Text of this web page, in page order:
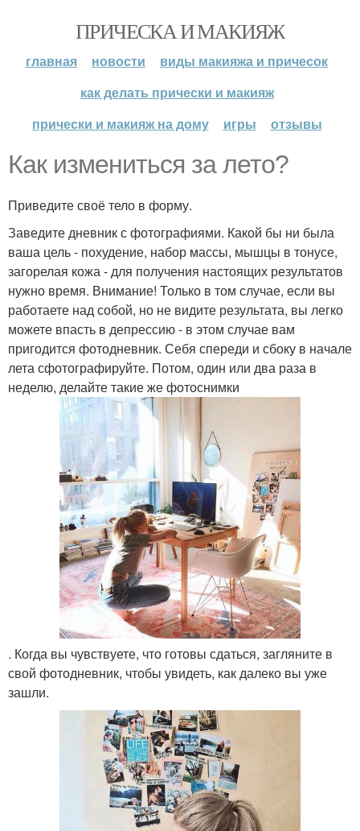
ПРИЧЕСКА И МАКИЯЖ
главная новости
виды макияжа и причесок
как делать прически и макияж
прически и макияж на дому
игры отзывы
Как измениться за лето?
Приведите своё тело в форму.
Заведите дневник с фотографиями. Какой бы ни была
ваша цель - похудение, набор массы, мышцы в тонусе,
загорелая кожа - для получения настоящих результатов
нужно время. Внимание! Только в том случае, если вы
работаете над собой, но не видите результата, вы легко
можете впасть в депрессию - в этом случае вам
пригодится фотодневник. Себя спереди и сбоку в начале
лета сфотографируйте. Потом, один или два раза в
неделю, делайте такие же фотоснимки
. Когда вы чувствуете, что готовы сдаться, загляните в
свой фотодневник, чтобы увидеть, как далеко вы уже
зашли.